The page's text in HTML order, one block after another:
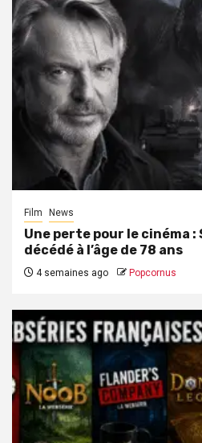
Film News
Une perte pour le cinéma :
décédé à l’âge de 78 ans
4 semaines ago Popcornus